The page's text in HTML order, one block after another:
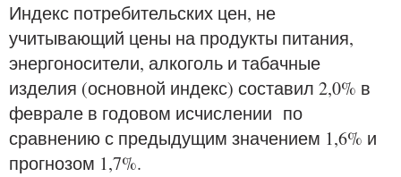
Индекс потребительских цен, не
учитывающий цены на продукты питания,
энергоносители, алкоголь и табачные
изделия (основной индекс) составил 2,0% в
феврале в годовом исчислении по
сравнению с предыдущим значением 1,6% и
прогнозом 1,7%.